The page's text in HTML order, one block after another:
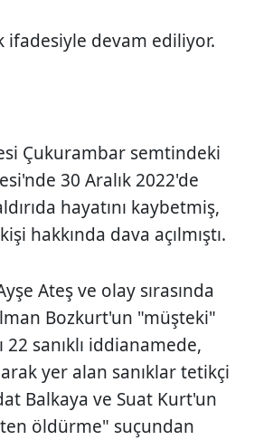
ifadesiyle devam ediliyor.
Çukurambar semtindeki
30 Aralık 2022'de
hayatını kaybetmiş,
hakkında dava açılmıştı.
Ateş ve olay sırasında
Bozkurt'un "müşteki"
22 sanıklı iddianamede,
yer alan sanıklar tetikçi
Balkaya ve Suat Kurt'un
öldürme" suçundan